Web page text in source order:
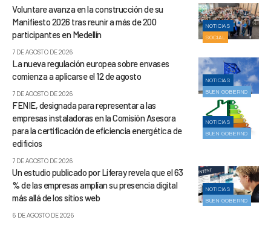
NOTICIAS
SOCIAL
Voluntare avanza en la construcción de su
Manifiesto 2026 tras reunir a más de 200
participantes en Medellín
7 DE AGOSTO DE 2026
NOTICIAS
BUEN GOBIERNO
La nueva regulación europea sobre envases
comienza a aplicarse el 12 de agosto
7 DE AGOSTO DE 2026
NOTICIAS
BUEN GOBIERNO
FENIE, designada para representar a las
empresas instaladoras en la Comisión Asesora
para la certificación de eficiencia energética de
edificios
7 DE AGOSTO DE 2026
NOTICIAS
BUEN GOBIERNO
Un estudio publicado por Liferay revela que el 63
% de las empresas amplían su presencia digital
más allá de los sitios web
6 DE AGOSTO DE 2026